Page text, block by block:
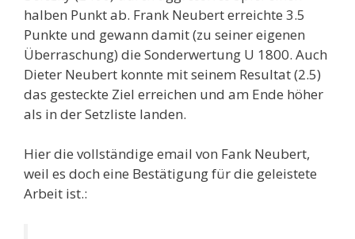
halben Punkt ab. Frank Neubert erreichte 3.5
Punkte und gewann damit (zu seiner eigenen
Überraschung) die Sonderwertung U 1800. Auch
Dieter Neubert konnte mit seinem Resultat (2.5)
das gesteckte Ziel erreichen und am Ende höher
als in der Setzliste landen.
Hier die vollständige email von Fank Neubert,
weil es doch eine Bestätigung für die geleistete
Arbeit ist.: